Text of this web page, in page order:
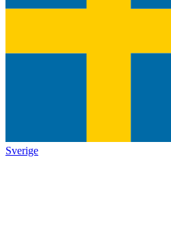
Sverige